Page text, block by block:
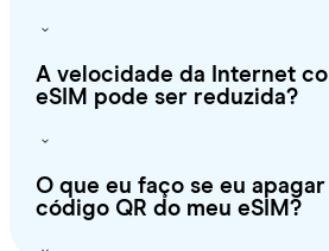
A velocidade da Internet
eSIM pode ser reduzida?
O que eu faço se eu
código QR do meu eSIM?